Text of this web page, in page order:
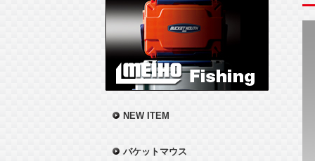
NEW ITEM
バケットマウス